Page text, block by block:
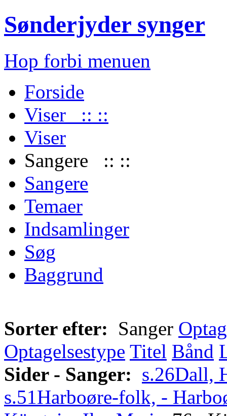
Sønderjyder synger
Hop forbi menuen
Forside
Viser :: ::
Viser
Sangere :: ::
Sangere
Temaer
Indsamlinger
Søg
Baggrund
Sorter efter: Sanger
Optagelsestype Titel Bånd
Sider - Sanger: s.26Dall,
s.51Harboøre-folk, -